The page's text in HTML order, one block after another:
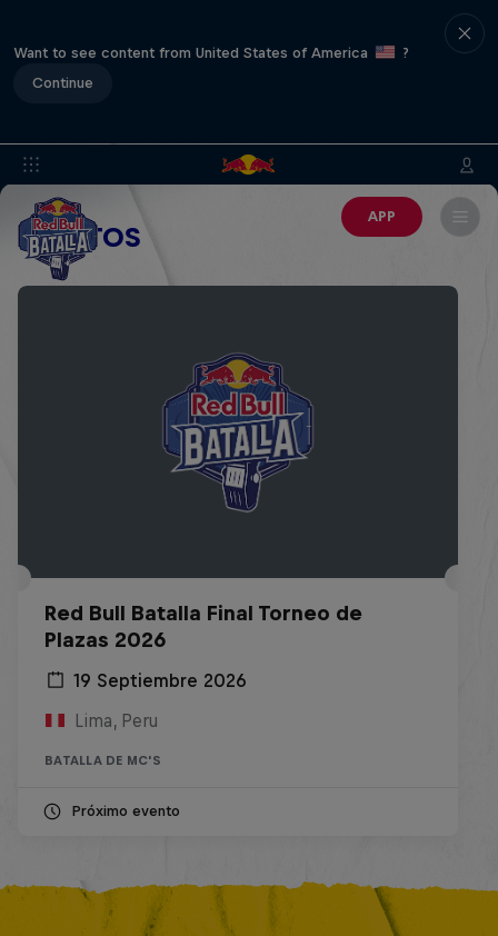
Want to see content from United States of America
?
Continue
APP
EVENTOS
Red Bull Batalla Final Torneo de
Plazas 2026
19 Septiembre 2026
Lima, Peru
BATALLA DE MC'S
Próximo evento